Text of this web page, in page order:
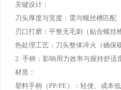
关键设计：
刀头厚度与宽度：需与螺丝槽匹配
刃口打磨：平整无毛刺（贴合螺丝
热处理工艺：刀头整体淬火（确保
2. 手柄：影响用力效率与握持舒适
材质：
塑料手柄（PP/PE）：轻便、成本